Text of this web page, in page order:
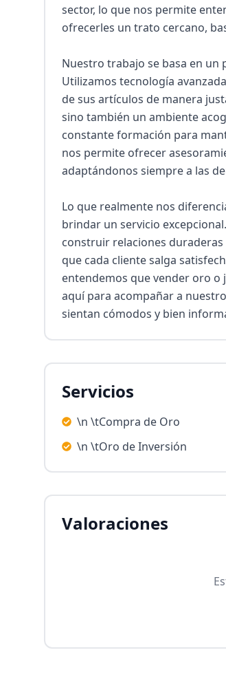
sector, lo que nos permite
ofrecerles un trato cercano,
Nuestro trabajo se basa en un
Utilizamos tecnología
de sus artículos de manera
sino también un ambiente
constante formación para
nos permite ofrecer
adaptándonos siempre a las
Lo que realmente nos
brindar un servicio
construir relaciones
que cada cliente salga
entendemos que vender oro o
aquí para acompañar a
sientan cómodos y bien
Servicios
\n \tCompra de Oro
\n \tOro de Inversión
Valoraciones